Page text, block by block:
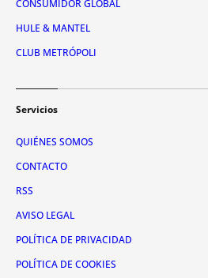
CONSUMIDOR GLOBAL
HULE & MANTEL
CLUB METRÓPOLI
Servicios
QUIÉNES SOMOS
CONTACTO
RSS
AVISO LEGAL
POLÍTICA DE PRIVACIDAD
POLÍTICA DE COOKIES